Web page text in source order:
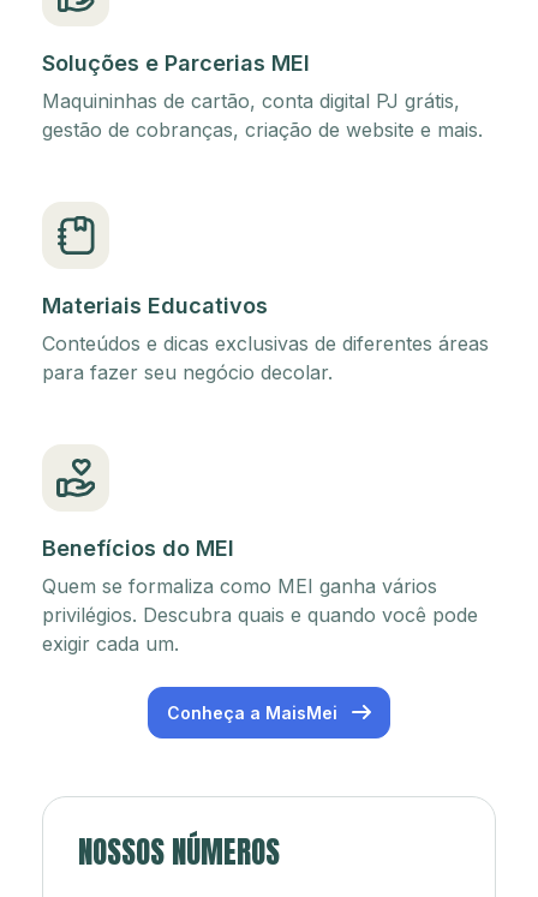
Soluções e Parcerias MEI
Maquininhas de cartão, conta digital PJ grátis,
gestão de cobranças, criação de website e mais.
Materiais Educativos
Conteúdos e dicas exclusivas de diferentes áreas
para fazer seu negócio decolar.
Benefícios do MEI
Quem se formaliza como MEI ganha vários
privilégios. Descubra quais e quando você pode
exigir cada um.
Conheça a MaisMei
NOSSOS NÚMEROS